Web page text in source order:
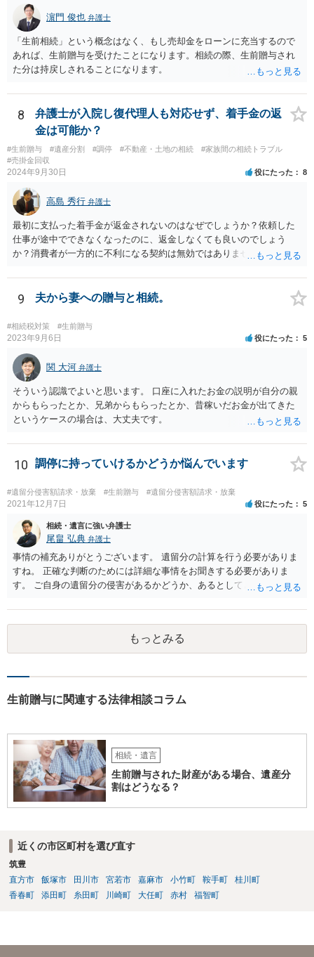
相続財産とは別枠で、遺留分対策にも有効と思われます。 ③負担付死
因贈与 「介護・見守り等を条件に、死亡時に財産を渡す」契約。条件
不履行なら無効にでき、老後の安心を担保できます。 ④ 寄附予約＋解
除条件 慈善団体への寄附を予約しつつ、資金不足時は解除できる条項
を設定。 などがあり得るかと思われます。
濵門 俊也 弁護士
「生前相続」という概念はなく、もし売却金をローンに充当するので
あれば、生前贈与を受けたことになります。相続の際、生前贈与され
た分は持戻しされることになります。
8
弁護士が入院し復代理人も対応せず、着手金の返
金は可能か？
#生前贈与 #遺産分割 #調停 #不動産・土地の相続
#家族間の相続トラブル
#売掛金回収
2024年9月30日 役にたった 8
高島 秀行 弁護士
最初に支払った着手金が返金されないのはなぜでしょうか？依頼した
仕事が途中でできなくなったのに、返金しなくても良いのでしょう
か？消費者が一方的に不利になる契約は無効ではありませんか？
務があると思います。 倒れた弁護士が所属する弁護士会に相談さ
れた方がよいと思います。 倒れた弁護士は脳梗塞で倒れたようで
すが、 判断能力があり、復代理を倒れた弁護士の判断で復代理を
選任したのか 即ち、復代理人の選任は有効なのかという問題もあ
ると思います。
9 夫から妻への贈与と相続。
#相続税対策 #生前贈与
2023年9月6日 役にたった 5
関 大河 弁護士
そういう認識でよいと思います。 口座に入れたお金の説明が自分の親
からもらったとか、兄弟からもらったとか、昔稼いだお金が出てきた
というケースの場合は、大丈夫です。
10 調停に持っていけるかどうか悩んでいます
#遺留分侵害額請求・放棄 #生前贈与 #遺留分侵害額請求・放棄
2021年12月7日 役にたった 5
相続・遺言に強い弁護士
尾畠 弘典 弁護士
事情の補充ありがとうございます。 遺留分の計算を行う必要がありま
すね。 正確な判断のためには詳細な事情をお聞きする必要がありま
す。 ご自身の遺留分の侵害があるかどうか、あるとしてどの程度の金
相談されるのが良いと思います。
もっとみる
生前贈与に関連する法律相談コラム
相続・遺言
生前贈与された財産がある場合、遺産分
割はどうなる？
近くの市区町村を選び直す
筑豊
直方市
飯塚市 田川市 宮若市 嘉麻市 小竹町 鞍手町
桂川町
香春町
添田町 糸田町 川崎町 大任町 赤村 福智町